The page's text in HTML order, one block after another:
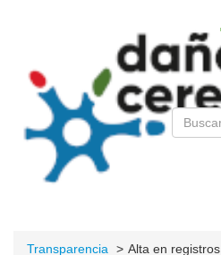
Transparencia Alta en